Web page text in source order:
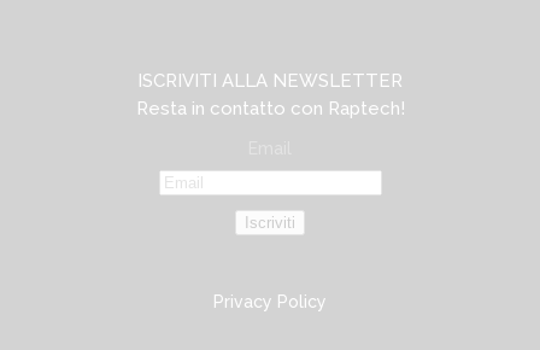
ISCRIVITI ALLA NEWSLETTER
Resta in contatto con Raptech!
Iscriviti
Privacy Policy